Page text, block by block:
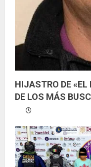
HIJASTRO DE
DE LOS MÁS